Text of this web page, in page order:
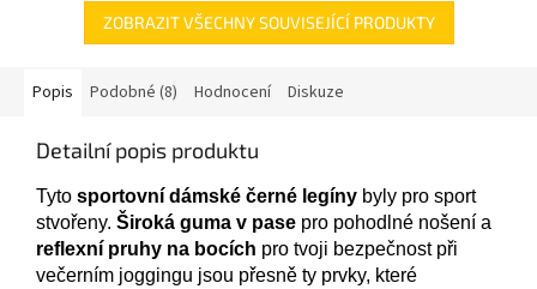
ZOBRAZIT VŠECHNY SOUVISEJÍCÍ PRODUKTY
Popis Podobné (8) Hodnocení Diskuze
Detailní popis produktu
Tyto sportovní dámské černé legíny byly pro sport
stvořeny. Široká guma v pase pro pohodlné nošení a
reflexní pruhy na bocích pro tvoji bezpečnost při
večerním joggingu jsou přesně ty prvky, které